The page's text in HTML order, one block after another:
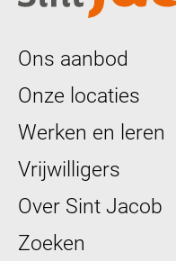
Ons aanbod
Onze locaties
Werken en leren
Vrijwilligers
Over Sint Jacob
Zoeken